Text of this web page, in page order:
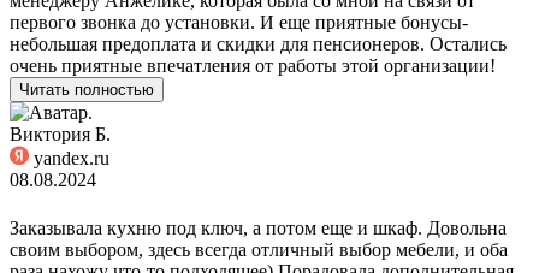
первого звонка до установки. И еще приятные бонусы-
небольшая предоплата и скидки для пенсионеров. Остались
очень приятные впечатления от работы этой организации!
Читать полностью
Виктория Б.
yandex.ru
08.08.2024
Заказывала кухню под ключ, а потом еще и шкаф. Довольна
своим выбором, здесь всегда отличный выбор мебели, и оба